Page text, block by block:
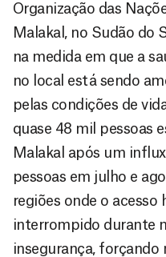
Organização das
Malakal, no Sudão do
na medida em que a
no local está sendo
pelas condições de
quase 48 mil pessoas
Malakal após um
pessoas em julho e
regiões onde o
interrompido durante
insegurança,